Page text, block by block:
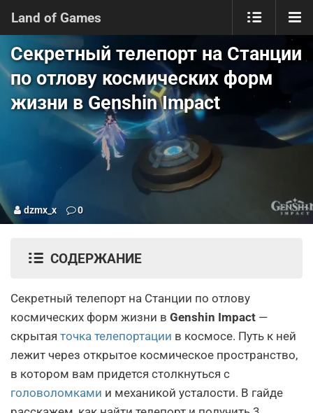
Land of Games
Секретный телепорт на Станции
по отлову космических форм
жизни в Genshin Impact
dzmx_x 0
СОДЕРЖАНИЕ
Секретный телепорт на Станции по отлову
космических форм жизни в Genshin Impact —
скрытая точка телепортации в космосе. Путь к ней
лежит через открытое космическое пространство,
в котором вам придется столкнуться с
головоломками и механикой усталости. В гайде